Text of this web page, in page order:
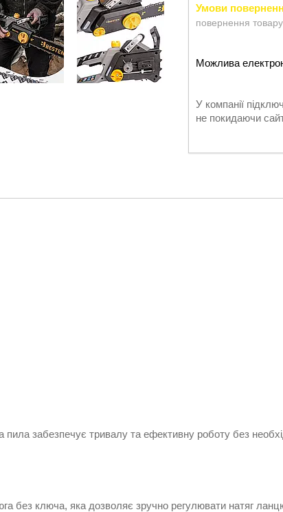
повернення
У компанії
не покидаючи
забезпечує тривалу та ефективну роботу без
без ключа, яка дозволяє зручно регулювати натяг